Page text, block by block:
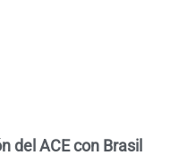
del ACE con Brasil